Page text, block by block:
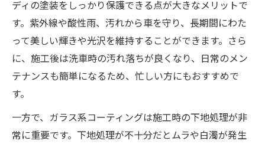
ディの塗装をしっかり保護できる点が大きなメリットで
す。紫外線や酸性雨、汚れから車を守り、長期間にわた
って美しい輝きや光沢を維持することができます。さら
に、施工後は洗車時の汚れ落ちが良くなり、日常のメン
テナンスも簡単になるため、忙しい方にもおすすめで
す。
一方で、ガラス系コーティングは施工時の下地処理が非
常に重要です。下地処理が不十分だとムラや白濁が発生